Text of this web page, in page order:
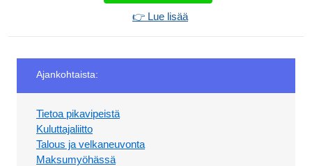
👉 Lue lisää
Ajankohtaista:
Tietoa pikavipeistä
Kuluttajaliitto
Talous ja velkaneuvonta
Maksumyöhässä